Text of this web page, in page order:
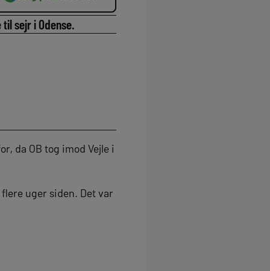
sejr i Odense.
da OB tog imod Vejle i
uger siden. Det var